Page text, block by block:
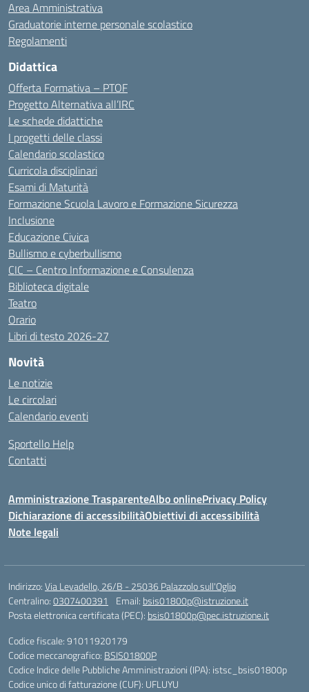
Area Amministrativa
Graduatorie interne personale scolastico
Regolamenti
Didattica
Offerta Formativa – PTOF
Progetto Alternativa all’IRC
Le schede didattiche
I progetti delle classi
Calendario scolastico
Curricola disciplinari
Esami di Maturità
Formazione Scuola Lavoro e Formazione Sicurezza
Inclusione
Educazione Civica
Bullismo e cyberbullismo
CIC – Centro Informazione e Consulenza
Biblioteca digitale
Teatro
Orario
Libri di testo 2026-27
Novità
Le notizie
Le circolari
Calendario eventi
Sportello Help
Contatti
Amministrazione TrasparenteAlbo onlinePrivacy Policy
Dichiarazione di accessibilitàObiettivi di accessibilità
Note legali
Indirizzo:Via Levadello, 26/B - 25036 Palazzolo sull'Oglio
Centralino:0307400391 Email: bsis01800p@istruzione.it
Posta elettronica certificata (PEC): bsis01800p@pec.istruzione.it
Codice fiscale: 91011920179
Codice meccanografico: BSIS01800P
Codice Indice delle Pubbliche Amministrazioni (IPA): istsc_bsis01800p
Codice unico di fatturazione (CUF): UFLUYU